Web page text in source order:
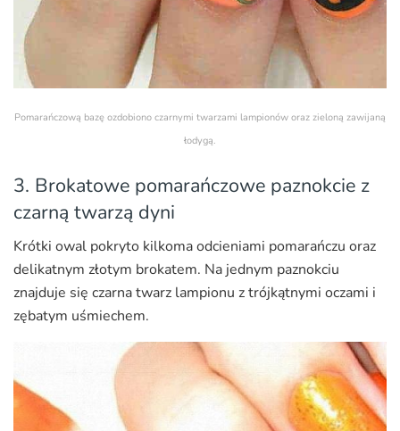
Pomarańczową bazę ozdobiono czarnymi twarzami lampionów oraz zieloną zawijaną
łodygą.
3. Brokatowe pomarańczowe paznokcie z
czarną twarzą dyni
Krótki owal pokryto kilkoma odcieniami pomarańczu oraz
delikatnym złotym brokatem. Na jednym paznokciu
znajduje się czarna twarz lampionu z trójkątnymi oczami i
zębatym uśmiechem.